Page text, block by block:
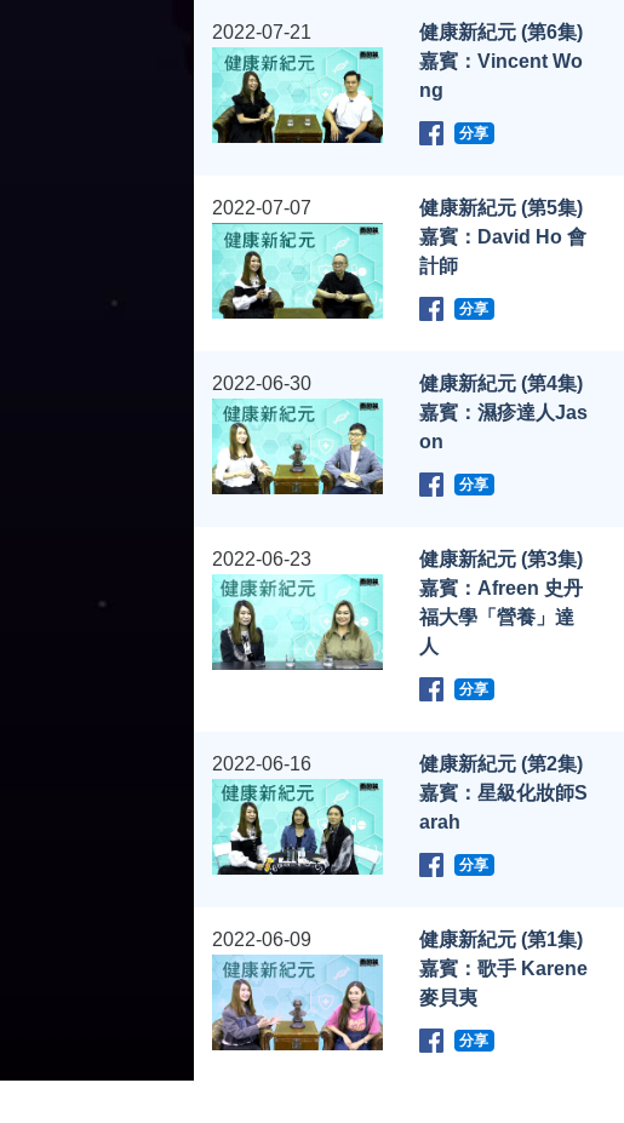
2022-07-21
健康新紀元 (第6集)
嘉賓：Vincent Wo
ng
分享
2022-07-07
健康新紀元 (第5集)
嘉賓：David Ho 會
計師
分享
2022-06-30
健康新紀元 (第4集)
嘉賓：濕疹達人Jas
on
分享
2022-06-23
健康新紀元 (第3集)
嘉賓：Afreen 史丹
福大學「營養」達
人
分享
2022-06-16
健康新紀元 (第2集)
嘉賓：星級化妝師S
arah
分享
2022-06-09
健康新紀元 (第1集)
嘉賓：歌手 Karene
麥貝夷
分享